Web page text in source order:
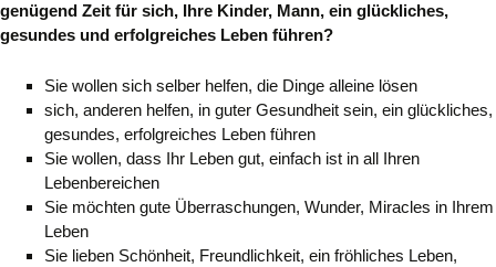
genügend Zeit für sich, Ihre Kinder, Mann, ein glückliches,
gesundes und erfolgreiches Leben führen?
Sie wollen sich selber helfen, die Dinge alleine lösen
sich, anderen helfen, in guter Gesundheit sein, ein glückliches,
gesundes, erfolgreiches Leben führen
Sie wollen, dass Ihr Leben gut, einfach ist in all Ihren
Lebenbereichen
Sie möchten gute Überraschungen, Wunder, Miracles in Ihrem
Leben
Sie lieben Schönheit, Freundlichkeit, ein fröhliches Leben,